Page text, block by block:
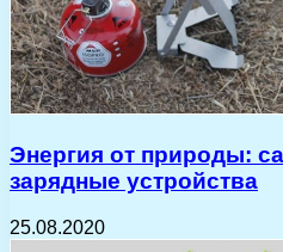
Энергия от природы:
зарядные устройства
25.08.2020